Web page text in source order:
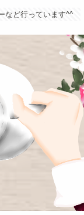
など行っています^^